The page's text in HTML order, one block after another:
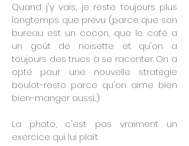
Quand j'y vais, je reste toujours plus
longtemps que prévu (parce que son
bureau est un cocon, que le café a
un goût de noisette et qu'on a
toujours des trucs à se raconter. On a
opté pour une nouvelle stratégie
boulot-resto parce qu'on aime bien
bien-manger aussi...).
La photo, c'est pas vraiment un
exercice qui lui plaît.